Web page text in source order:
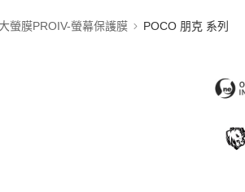
螢膜PROIV-螢幕保護膜 POCO 朋克 系列